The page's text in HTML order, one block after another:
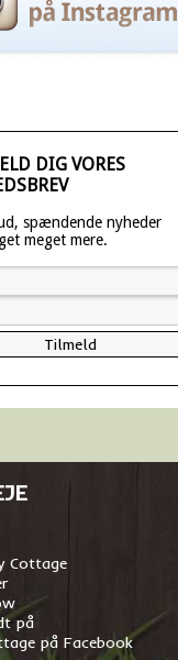
DIG VORES
spændende nyheder
meget mere.
Cottage
på
på Facebook